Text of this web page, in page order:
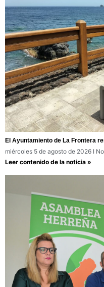
El Ayuntamiento de La Frontera
miércoles 5 de agosto de 2026
Leer contenido de la noticia »